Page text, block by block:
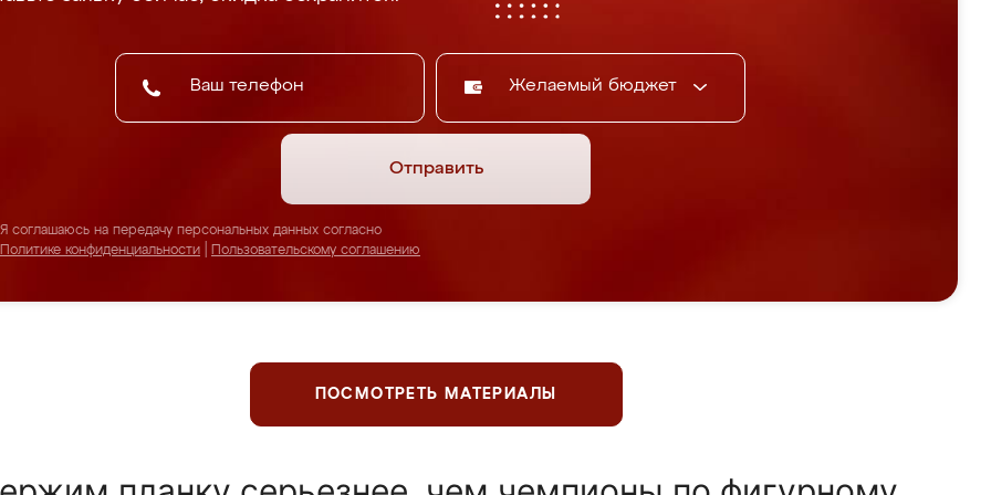
Желаемый бюджет
Отправить
Я соглашаюсь на передачу персональных данных согласно
Политике конфиденциальности
Пользовательскому соглашению
ПОСМОТРЕТЬ МАТЕРИАЛЫ